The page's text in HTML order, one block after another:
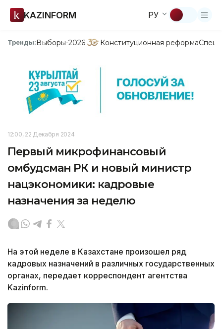
KAZINFORM РУ
Тренды:Выборы-2026 Конституционная реформа
12:00, 22 Декабря 2024
Первый микрофинансовый
омбудсман РК и новый министр
нацэкономики: кадровые
назначения за неделю
На этой неделе в Казахстане произошел ряд
кадровых назначений в различных государственных
органах, передает корреспондент агентства
Kazinform.